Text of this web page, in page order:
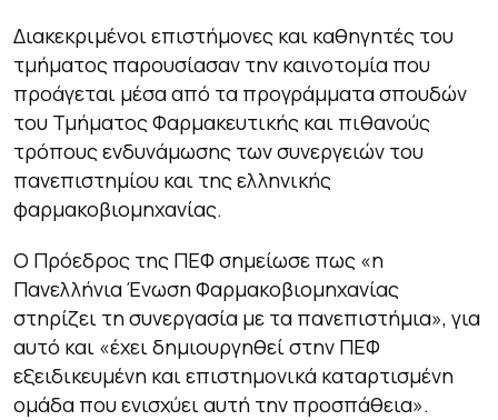
Διακεκριμένοι επιστήμονες και καθηγητές του
τμήματος παρουσίασαν την καινοτομία που
προάγεται μέσα από τα προγράμματα σπουδών
του Τμήματος Φαρμακευτικής και πιθανούς
τρόπους ενδυνάμωσης των συνεργειών του
πανεπιστημίου και της ελληνικής
φαρμακοβιομηχανίας.
Ο Πρόεδρος της ΠΕΦ σημείωσε πως «η
Πανελλήνια Ένωση Φαρμακοβιομηχανίας
στηρίζει τη συνεργασία με τα πανεπιστήμια», για
αυτό και «έχει δημιουργηθεί στην ΠΕΦ
εξειδικευμένη και επιστημονικά καταρτισμένη
ομάδα που ενισχύει αυτή την προσπάθεια».